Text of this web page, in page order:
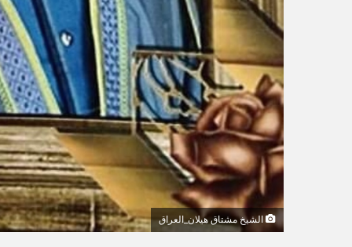
الشيخ مشتاق هيلان_العراق